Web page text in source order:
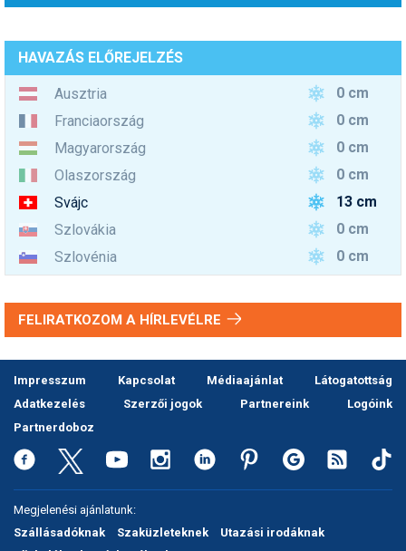
HAVAZÁS ELŐREJELZÉS
Ausztria
0 cm
Franciaország
0 cm
Magyarország
0 cm
Olaszország
0 cm
Svájc
13 cm
Szlovákia
0 cm
Szlovénia
0 cm
FELIRATKOZOM A HÍRLEVÉLRE
Impresszum Kapcsolat Médiaajánlat
Látogatottság
Adatkezelés
Szerzői jogok Partnereink
Logóink
Partnerdoboz
Megjelenési ajánlatunk:
Szállásadóknak
Szaküzleteknek
Utazási irodáknak